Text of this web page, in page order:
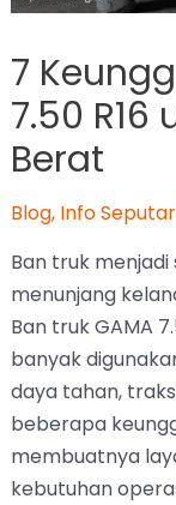
7
7.50
Berat
Blog, Info
Ban truk
menunjang
Ban truk GAMA
banyak
daya tahan,
beberapa
membuatnya
kebutuhan